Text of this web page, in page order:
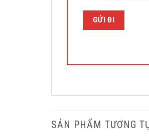
SẢN PHẨM TƯƠNG